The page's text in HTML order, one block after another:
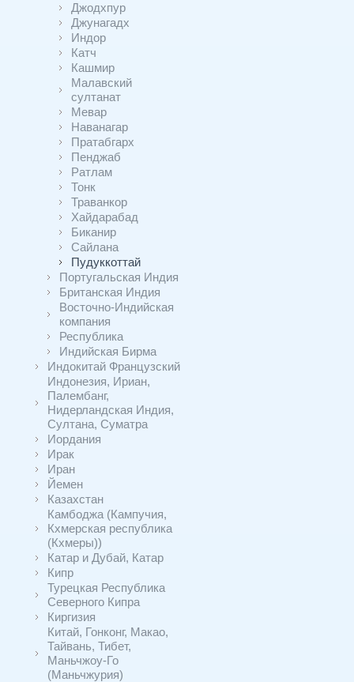
Джодхпур
Джунагадх
Индор
Катч
Кашмир
Малавский
султанат
Мевар
Наванагар
Пратабгарх
Пенджаб
Ратлам
Тонк
Траванкор
Хайдарабад
Биканир
Сайлана
Пудуккоттай
Португальская Индия
Британская Индия
Восточно-Индийская
компания
Республика
Индийская Бирма
Индокитай Французский
Индонезия, Ириан,
Палембанг,
Нидерландская Индия,
Султана, Суматра
Иордания
Ирак
Иран
Йемен
Казахстан
Камбоджа (Кампучия,
Кхмерская республика
(Кхмеры))
Катар и Дубай, Катар
Кипр
Турецкая Республика
Северного Кипра
Киргизия
Китай, Гонконг, Макао,
Тайвань, Тибет,
Маньчжоу-Го
(Маньчжурия)